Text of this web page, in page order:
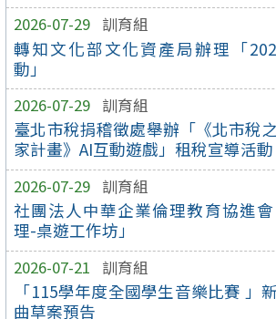
2026-07-29 訓育組
轉知文化部文化資產局辦理「
動」
2026-07-29 訓育組
臺北市稅捐稽徵處舉辦「《北市稅
家計畫》AI互動遊戲」租稅宣導活動
2026-07-29 訓育組
社團法人中華企業倫理教育協進
理-桌遊工作坊」
2026-07-21 訓育組
「115學年度全國學生音樂比賽 」
曲草案預告